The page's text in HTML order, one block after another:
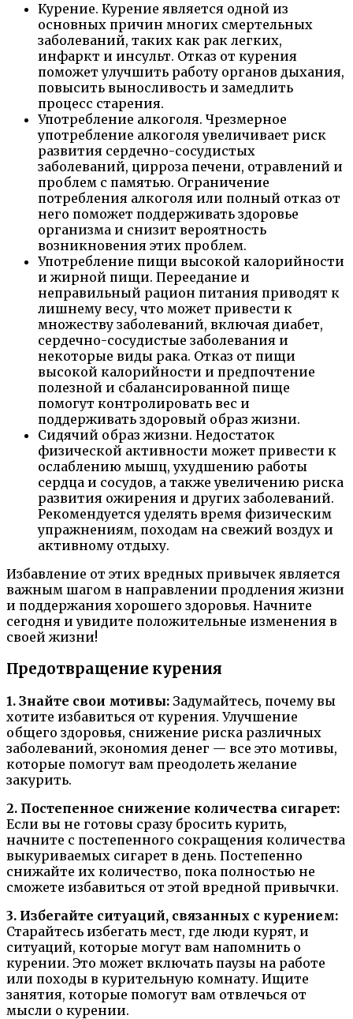
Курение. Курение является одной из
основных причин многих смертельных
заболеваний, таких как рак легких,
инфаркт и инсульт. Отказ от курения
поможет улучшить работу органов дыхания,
повысить выносливость и замедлить
процесс старения.
Употребление алкоголя. Чрезмерное
употребление алкоголя увеличивает риск
развития сердечно-сосудистых
заболеваний, цирроза печени, отравлений и
проблем с памятью. Ограничение
потребления алкоголя или полный отказ от
него поможет поддерживать здоровье
организма и снизит вероятность
возникновения этих проблем.
Употребление пищи высокой калорийности
и жирной пищи. Переедание и
неправильный рацион питания приводят к
лишнему весу, что может привести к
множеству заболеваний, включая диабет,
сердечно-сосудистые заболевания и
некоторые виды рака. Отказ от пищи
высокой калорийности и предпочтение
полезной и сбалансированной пище
помогут контролировать вес и
поддерживать здоровый образ жизни.
Сидячий образ жизни. Недостаток
физической активности может привести к
ослаблению мышц, ухудшению работы
сердца и сосудов, а также увеличению риска
развития ожирения и других заболеваний.
Рекомендуется уделять время физическим
упражнениям, походам на свежий воздух и
активному отдыху.
Избавление от этих вредных привычек является
важным шагом в направлении продления жизни
и поддержания хорошего здоровья. Начните
сегодня и увидите положительные изменения в
своей жизни!
Предотвращение курения
1. Знайте свои мотивы: Задумайтесь, почему вы
хотите избавиться от курения. Улучшение
общего здоровья, снижение риска различных
заболеваний, экономия денег — все это мотивы,
которые помогут вам преодолеть желание
закурить.
2. Постепенное снижение количества сигарет:
Если вы не готовы сразу бросить курить,
начните с постепенного сокращения количества
выкуриваемых сигарет в день. Постепенно
снижайте их количество, пока полностью не
сможете избавиться от этой вредной привычки.
3. Избегайте ситуаций, связанных с курением:
Старайтесь избегать мест, где люди курят, и
ситуаций, которые могут вам напомнить о
курении. Это может включать паузы на работе
или походы в курительную комнату. Ищите
занятия, которые помогут вам отвлечься от
мысли о курении.